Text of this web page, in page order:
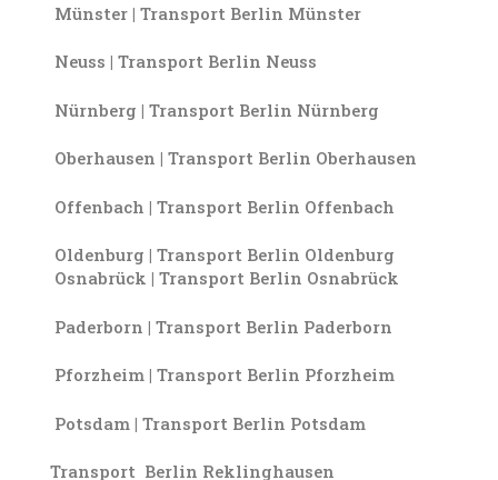
Münster | Transport Berlin Münster
Neuss | Transport Berlin Neuss
Nürnberg | Transport Berlin Nürnberg
Oberhausen | Transport Berlin Oberhausen
Offenbach | Transport Berlin Offenbach
Oldenburg | Transport Berlin Oldenburg
Osnabrück | Transport Berlin Osnabrück
Paderborn | Transport Berlin Paderborn
Pforzheim | Transport Berlin Pforzheim
Potsdam | Transport Berlin Potsdam
Transport Berlin Reklinghausen